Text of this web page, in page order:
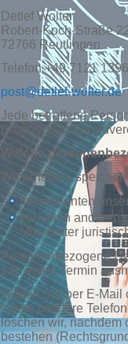
Detlef Wolter
Robert-Koch-Straße
72766 Reutlingen
Telefon +49 7121
post@detlef-wolter.de
Jede betroffene
Datenschutz-
Welche
Wir erheben,
Interessenten
von allen anderen
Mitarbeiter
Personenbezogene
z.B. einen Termin
Wollen Sie per E-Mail
Name und Ihre
löschen wir, nachdem
bestehen